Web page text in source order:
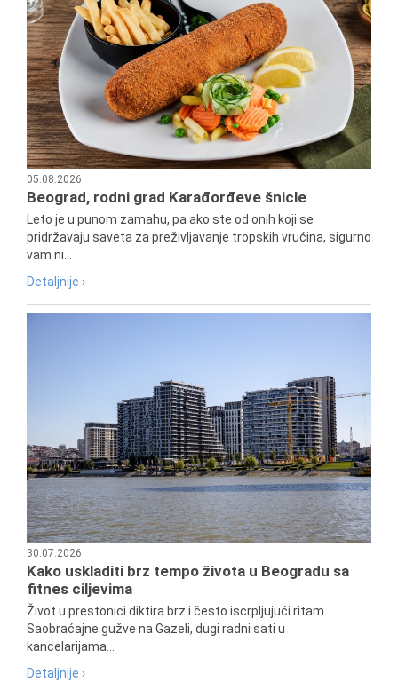
05.08.2026
Beograd, rodni grad Karađorđeve šnicle
Leto je u punom zamahu, pa ako ste od onih koji se
pridržavaju saveta za preživljavanje tropskih vrućina, sigurno
vam ni...
Detaljnije ›
30.07.2026
Kako uskladiti brz tempo života u Beogradu sa
fitnes ciljevima
Život u prestonici diktira brz i često iscrpljujući ritam.
Saobraćajne gužve na Gazeli, dugi radni sati u
kancelarijama...
Detaljnije ›